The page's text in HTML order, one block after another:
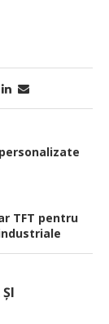
TFT pentru